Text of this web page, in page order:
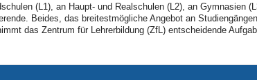
(L1), an Haupt- und Realschulen (L2), an
Beides, das breitestmögliche Angebot an
das Zentrum für Lehrerbildung (ZfL) entscheidende